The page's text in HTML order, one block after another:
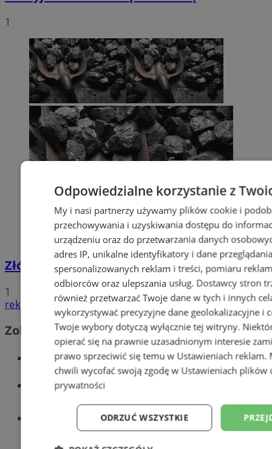
1
Złóż wniosek o dodatek węglowy
1
reklama
Zobacz również
Wiadomości kryminalne w Wodzisławiu
Wiadomości lokalne
Tworzenie stron www - Wodzisław
Odpowiedzialne korzystanie z
My i nasi partnerzy używamy plików cookie i
przechowywania i uzyskiwania dostępu do
urządzeniu oraz do przetwarzania danych
adres IP, unikalne identyfikatory i dane
spersonalizowanych reklam i treści, pomiaru
odbiorców oraz ulepszania usług. Dostawcy stron
również przetwarzać Twoje dane w tych i innych
wykorzystywać precyzyjne dane geolokalizacyjne i
Twoje wybory dotyczą wyłącznie tej witryny.
opierać się na prawnie uzasadnionym interesie
prawo sprzeciwić się temu w Ustawieniach reklam.
chwili wycofać swoją zgodę w Ustawieniach plików
prywatności
ODRZUĆ WSZYSTKIE